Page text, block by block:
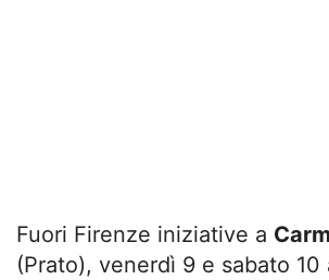
Fuori Firenze iniziative a
(Prato), venerdì 9 e sabato 10